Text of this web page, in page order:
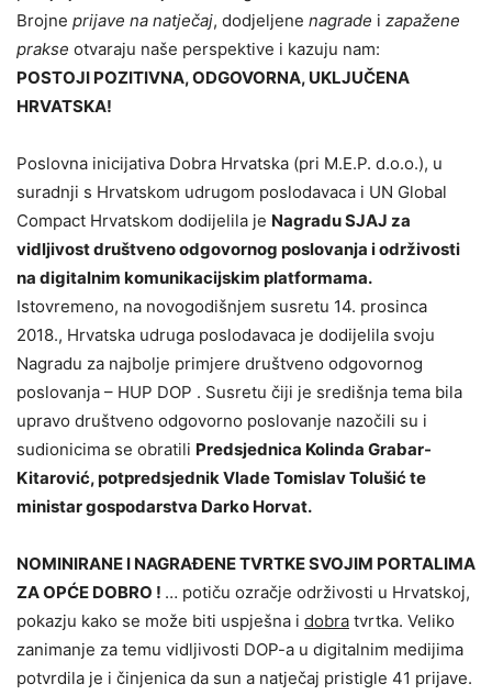
Brojne prijave na natječaj, dodjeljene nagrade i zapažene
prakse otvaraju naše perspektive i kazuju nam:
POSTOJI POZITIVNA, ODGOVORNA, UKLJUČENA
HRVATSKA!
Poslovna inicijativa Dobra Hrvatska (pri M.E.P. d.o.o.), u
suradnji s Hrvatskom udrugom poslodavaca i UN Global
Compact Hrvatskom dodijelila je Nagradu SJAJ za
vidljivost društveno odgovornog poslovanja i održivosti
na digitalnim komunikacijskim platformama.
Istovremeno, na novogodišnjem susretu 14. prosinca
2018., Hrvatska udruga poslodavaca je dodijelila svoju
Nagradu za najbolje primjere društveno odgovornog
poslovanja – HUP DOP . Susretu čiji je središnja tema bila
upravo društveno odgovorno poslovanje nazočili su i
sudionicima se obratili Predsjednica Kolinda Grabar-
Kitarović, potpredsjednik Vlade Tomislav Tolušić te
ministar gospodarstva Darko Horvat.
NOMINIRANE I NAGRAĐENE TVRTKESVOJIM PORTALIMA
ZA OPĆE DOBRO ! … potiču ozračje održivosti u Hrvatskoj,
pokazju kako se može biti uspješna i dobra tvrtka. Veliko
zanimanje za temu vidljivosti DOP-a u digitalnim medijima
potvrdila je i činjenica da sun a natječaj pristigle 41 prijave.